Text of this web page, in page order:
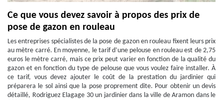
Ce que vous devez savoir à propos des prix de
pose de gazon en rouleau
Les entreprises spécialistes de la pose de gazon en rouleau fixent leurs prix
au mètre carré. En moyenne, le tarif d’une pelouse en rouleau est de 2,75
euros le mètre carré, mais ce prix peut varier en fonction de la qualité du
gazon et en fonction du type de pelouse que vous voulez faire installer. À
ce tarif, vous devez ajouter le coût de la prestation du jardinier qui
préparera le sol ainsi que la pose proprement dite. Pour obtenir un devis
détaillé, Rodriguez Elagage 30 un jardinier dans la ville de Aramon dans le